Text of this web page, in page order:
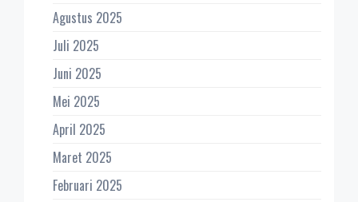
Agustus 2025
Juli 2025
Juni 2025
Mei 2025
April 2025
Maret 2025
Februari 2025